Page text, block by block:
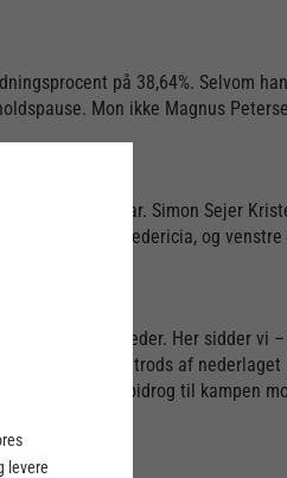
på 38,64%. Selvom
Mon ikke Magnus
kvalitet han har. Simon Sejer
en sejr over Fredericia, og
i flere måneder. Her sidder vi
i lykke, på trods af nederlaget
Hejsel bidrog til kampen
levere